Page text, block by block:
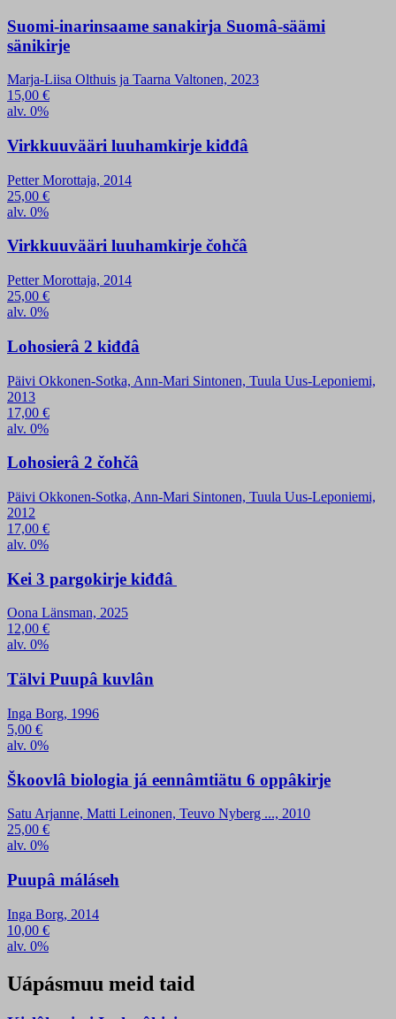
Suomi-inarinsaame sanakirja Suomâ-säämi
sänikirje
Marja-Liisa Olthuis ja Taarna Valtonen, 2023
15,00 €
alv. 0%
Virkkuuvääri luuhamkirje kiđđâ
Petter Morottaja, 2014
25,00 €
alv. 0%
Virkkuuvääri luuhamkirje čohčâ
Petter Morottaja, 2014
25,00 €
alv. 0%
Lohosierâ 2 kiđđâ
Päivi Okkonen-Sotka, Ann-Mari Sintonen, Tuula Uus-Leponiemi,
2013
17,00 €
alv. 0%
Lohosierâ 2 čohčâ
Päivi Okkonen-Sotka, Ann-Mari Sintonen, Tuula Uus-Leponiemi,
2012
17,00 €
alv. 0%
Kei 3 pargokirje kiđđâ
Oona Länsman, 2025
12,00 €
alv. 0%
Tälvi Puupâ kuvlân
Inga Borg, 1996
5,00 €
alv. 0%
Škoovlâ biologia já eennâmtiätu 6 oppâkirje
Satu Arjanne, Matti Leinonen, Teuvo Nyberg ..., 2010
25,00 €
alv. 0%
Puupâ máláseh
Inga Borg, 2014
10,00 €
alv. 0%
Uápásmuu meid taid